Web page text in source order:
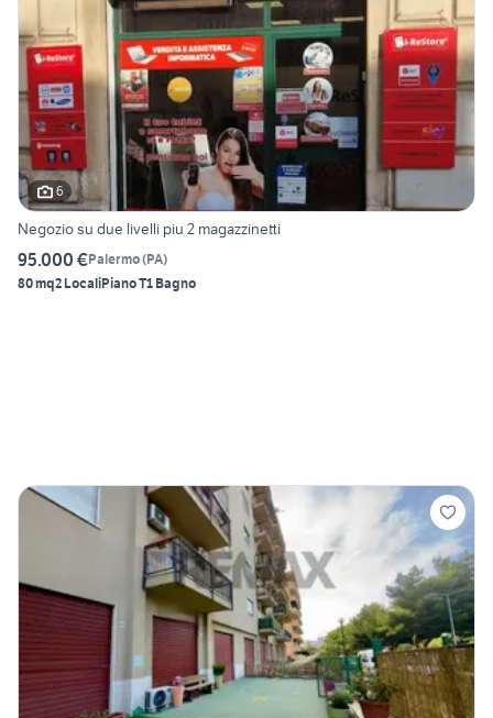
6
Negozio su due livelli piu 2 magazzinetti
95.000 €Palermo(PA)
80 mq2 LocaliPiano T1 Bagno